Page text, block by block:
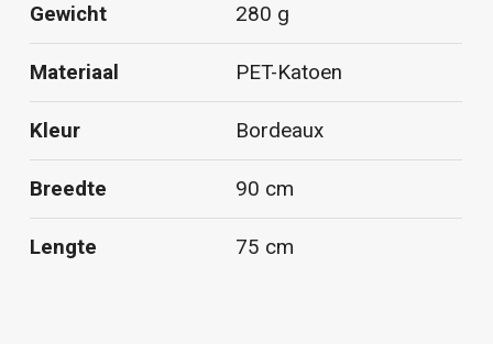
Gewicht 280 g
Materiaal PET-Katoen
Kleur Bordeaux
Breedte 90 cm
Lengte 75 cm